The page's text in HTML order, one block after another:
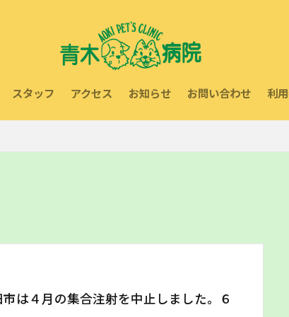
スタッフ アクセス お知らせ お問い合わせ 利
は４月の集合注射を中止しました。６